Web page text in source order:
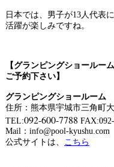
日本では、男子が13人代表
活躍が楽しみですね。
【グランピングショールー
ご予約下さい】
グランピングショールーム
住所：熊本県宇城市三角町
TEL:092-600-7788
Mail：info@pool-kyushu.com
公式サイトは、 こちら